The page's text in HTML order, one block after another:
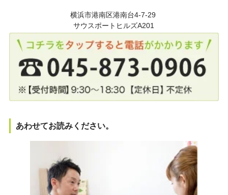
横浜市港南区港南台4-7-29
サウスポートヒルズA201
あわせてお読みください。